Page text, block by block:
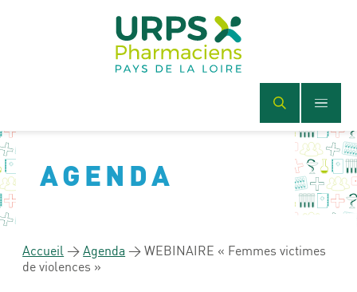
AGENDA
Accueil >Agenda >WEBINAIRE « Femmes victimes
de violences »